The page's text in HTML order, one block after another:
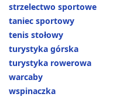
strzelectwo sportowe
taniec sportowy
tenis stołowy
turystyka górska
turystyka rowerowa
warcaby
wspinaczka